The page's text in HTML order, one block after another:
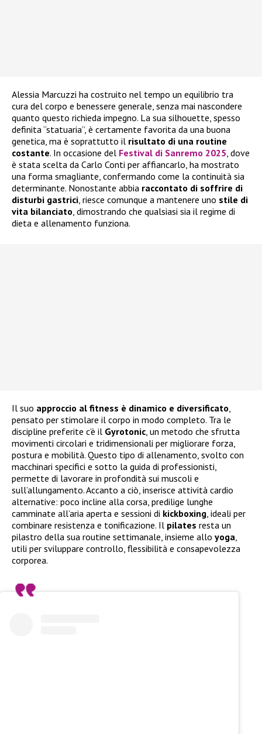
Alessia Marcuzzi ha costruito nel tempo un equilibrio tra
cura del corpo e benessere generale, senza mai nascondere
quanto questo richieda impegno. La sua silhouette, spesso
definita “statuaria”, è certamente favorita da una buona
genetica, ma è soprattutto il risultato di una routine
costante. In occasione del Festival di Sanremo 2025 , dove
è stata scelta da Carlo Conti per affiancarlo, ha mostrato
una forma smagliante, confermando come la continuità sia
determinante. Nonostante abbia raccontato di soffrire di
disturbi gastrici , riesce comunque a mantenere uno stile di
vita bilanciato , dimostrando che qualsiasi sia il regime di
dieta e allenamento funziona.
Il suo approccio al fitness è dinamico e diversificato,
pensato per stimolare il corpo in modo completo. Tra le
discipline preferite c’è il Gyrotonic, un metodo che sfrutta
movimenti circolari e tridimensionali per migliorare forza,
postura e mobilità. Questo tipo di allenamento, svolto con
macchinari specifici e sotto la guida di professionisti,
permette di lavorare in profondità sui muscoli e
sull’allungamento. Accanto a ciò, inserisce attività cardio
alternative: poco incline alla corsa, predilige lunghe
camminate all’aria aperta e sessioni di kickboxing, ideali per
combinare resistenza e tonificazione. Il pilates resta un
pilastro della sua routine settimanale, insieme allo yoga,
utili per sviluppare controllo, flessibilità e consapevolezza
corporea.